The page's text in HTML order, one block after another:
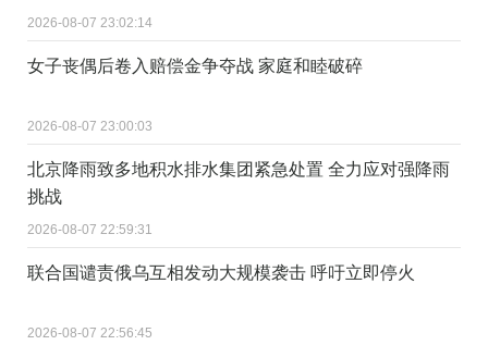
2026-08-07 23:02:14
女子丧偶后卷入赔偿金争夺战 家庭和睦破碎
2026-08-07 23:00:03
北京降雨致多地积水排水集团紧急处置 全力应对强降雨
挑战
2026-08-07 22:59:31
联合国谴责俄乌互相发动大规模袭击 呼吁立即停火
2026-08-07 22:56:45